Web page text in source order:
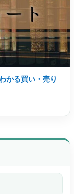
かる買い・売り